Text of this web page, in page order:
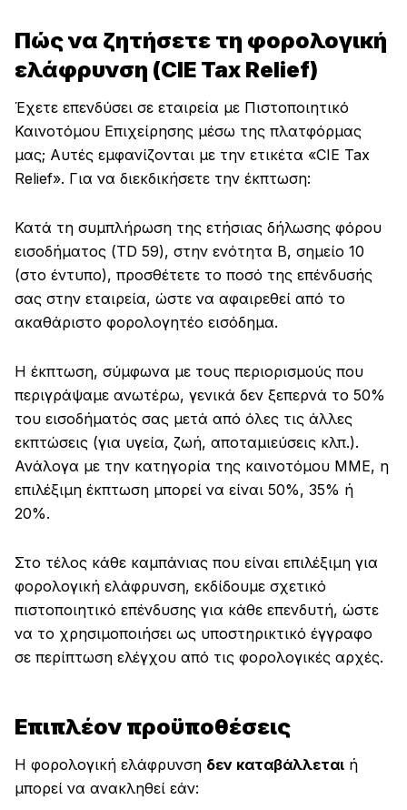
Πώς να ζητήσετε τη φορολογική
ελάφρυνση (CIE Tax Relief)
Έχετε επενδύσει σε εταιρεία με Πιστοποιητικό
Καινοτόμου Επιχείρησης μέσω της πλατφόρμας
μας; Αυτές εμφανίζονται με την ετικέτα «CIE Tax
Relief». Για να διεκδικήσετε την έκπτωση:
Κατά τη συμπλήρωση της ετήσιας δήλωσης φόρου
εισοδήματος (TD 59), στην ενότητα Β, σημείο 10
(στο έντυπο), προσθέτετε το ποσό της επένδυσής
σας στην εταιρεία, ώστε να αφαιρεθεί από το
ακαθάριστο φορολογητέο εισόδημα.
Η έκπτωση, σύμφωνα με τους περιορισμούς που
περιγράψαμε ανωτέρω, γενικά δεν ξεπερνά το 50%
του εισοδήματός σας μετά από όλες τις άλλες
εκπτώσεις (για υγεία, ζωή, αποταμιεύσεις κλπ.).
Ανάλογα με την κατηγορία της καινοτόμου ΜΜΕ, η
επιλέξιμη έκπτωση μπορεί να είναι 50%, 35% ή
20%.
Στο τέλος κάθε καμπάνιας που είναι επιλέξιμη για
φορολογική ελάφρυνση, εκδίδουμε σχετικό
πιστοποιητικό επένδυσης για κάθε επενδυτή, ώστε
να το χρησιμοποιήσει ως υποστηρικτικό έγγραφο
σε περίπτωση ελέγχου από τις φορολογικές αρχές.
Επιπλέον προϋποθέσεις
Η φορολογική ελάφρυνση δεν καταβάλλεται ή
μπορεί να ανακληθεί εάν: